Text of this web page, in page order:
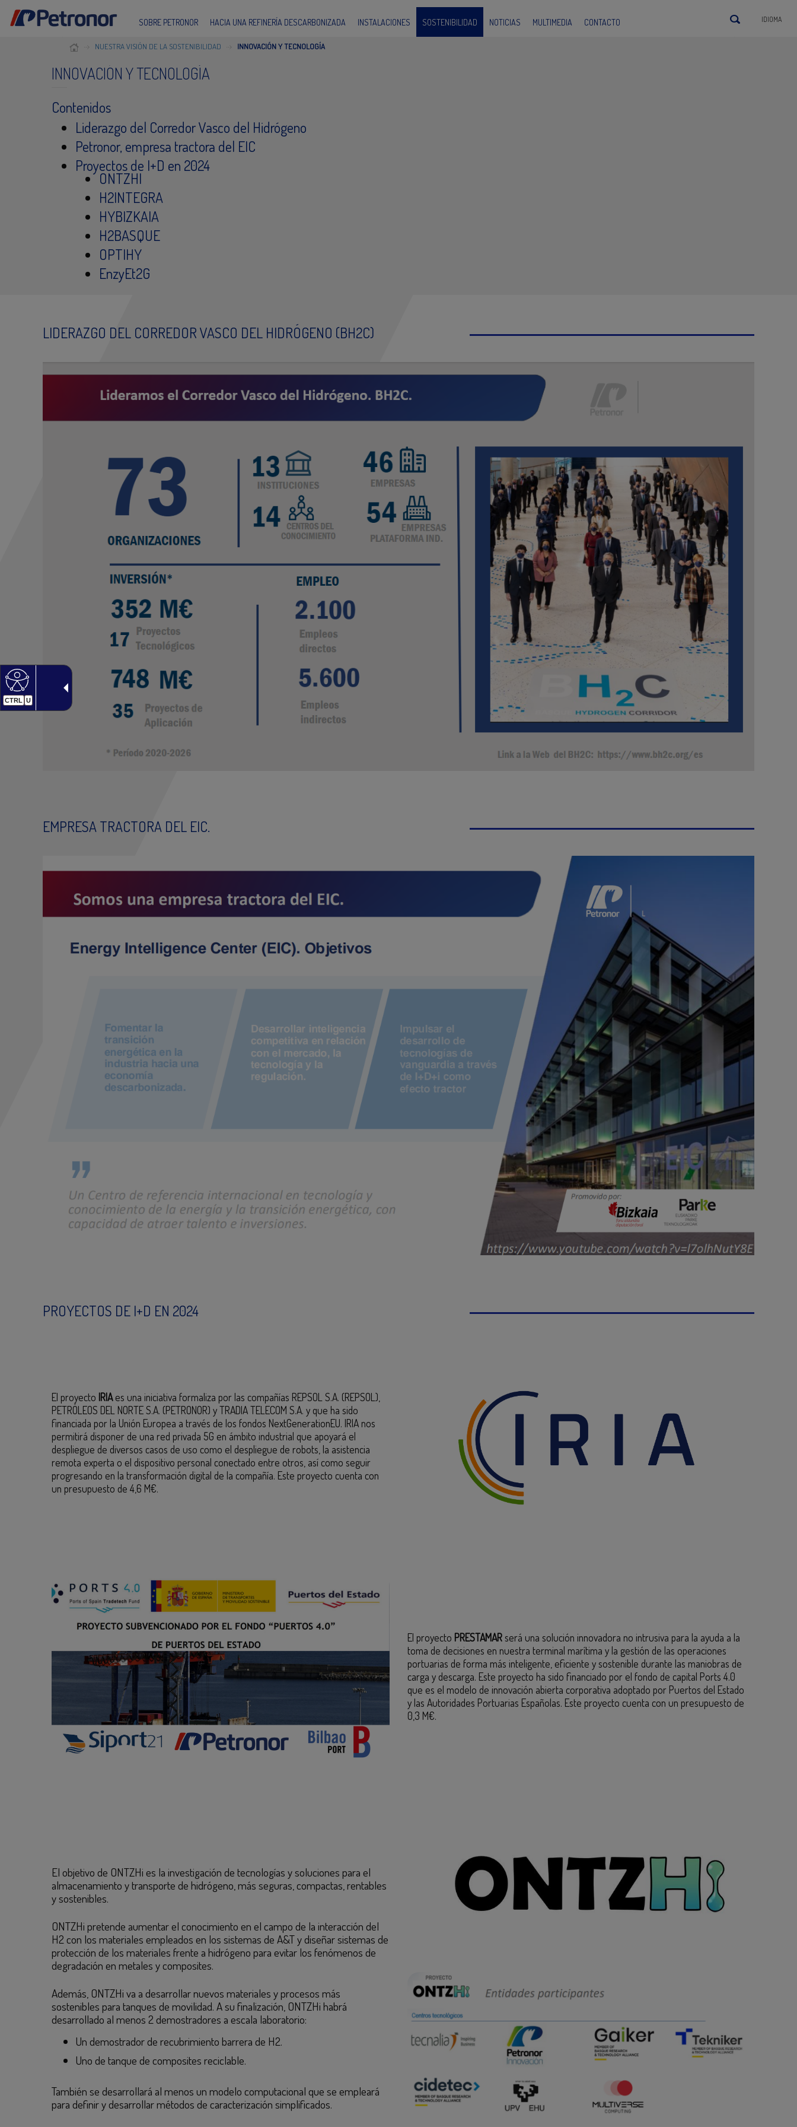
CTRL U
SOBRE PETRONOR HACIA UNA REFINERÍA DESCARBONIZADA INSTALACIONES SOSTENIBILIDAD NOTICIAS MULTIMEDIA CONTACTO IDIOMA
NUESTRA VISIÓN DE LA SOSTENIBILIDAD INNOVACIÓN Y TECNOLOGÍA
INNOVACIÓN Y TECNOLOGÍA
Contenidos
​Liderazgo del Corredor Vasco del Hidrógeno
Petronor, empresa tractora del EIC​
Proyectos de I+D en 2024
ONTZHI
H2INTEGRA​
HYBIZKAIA
H2BASQUE
OPTIHY
EnzyEt2G
LIDERAZGO DEL CORREDOR VASCO DEL HIDRÓGENO (BH2C)
EMPRESA TRACTORA DEL EIC.
PROYECTOS DE I+D EN 2024
El proyecto IRIAes una iniciativa formaliza por las compañías REPSOL S.A. (REPSOL),
PETRÓLEOS DEL NORTE S.A. (PETRONOR) y TRADIA TELECOM S.A. y que ha sido
financiada por la Unión Europea a través de los fondos NextGenerationEU. IRIA nos
permitirá disponer de una red privada 5G en ámbito industrial que apoyará el
despliegue de diversos casos de uso como el despliegue de robots, la asistencia
remota experta o el dispositivo personal conectado entre otros, así como seguir
progresando en la transformación digital de la compañía. Este proyecto cuenta con
un presupuesto de 4,6 M€.
El proyecto PRESTAMARserá una solución innovadora no intrusiva para la ayuda a la
toma de decisiones en nuestra terminal marítima y la gestión de las operaciones
portuarias de forma más inteligente, eficiente y sostenible durante las maniobras de
carga y descarga. Este proyecto ha sido financiado por el fondo de capital Ports 4.0
que es el modelo de innovación abierta corporativa adoptado por Puertos del Estado
y las Autoridades Portuarias Españolas. Este proyecto cuenta con un presupuesto de
0,3 M€.
El objetivo de ONTZHi es la investigación de tecnologías y soluciones para el
almacenamiento y transporte de hidrógeno, más seguras, compactas, rentables
y sostenibles.
​ONTZHi pretende aumentar el conocimiento en el campo de la interacción del
H2 con los materiales empleados en los sistemas de A&T y diseñar sistemas de
protección de los materiales frente a hidrógeno para evitar los fenómenos de
degradación en metales y composites.
Además, ONTZHi va a desarrollar nuevos materiales y procesos más
sostenibles para tanques de movilidad. A su finalización, ONTZHi habrá
desarrollado al menos 2 demostradores a escala laboratorio:
Un demostrador de recubrimiento barrera de H2.
Uno de tanque de composites reciclable.
También se desarrollará al menos un modelo computacional que se empleará
para definir y desarrollar métodos de caracterización simplificados.​